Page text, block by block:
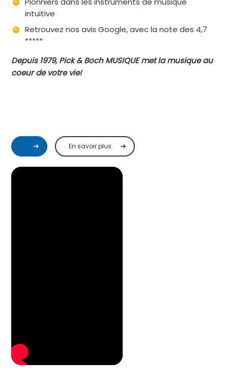
intuitive
Retrouvez nos avis Google, avec la note des 4,7
*****
Depuis 1979, Pick & Boch MUSIQUE met la musique au
coeur de votre vie!
En savoir plus